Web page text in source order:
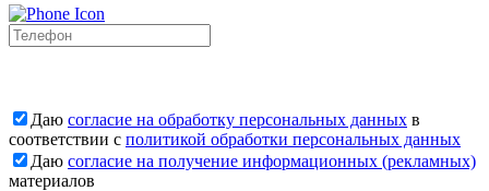
Даю согласие на обработку персональных данных в
соответствии с политикой обработки персональных данных
Даю согласие на получение информационных (рекламных)
материалов